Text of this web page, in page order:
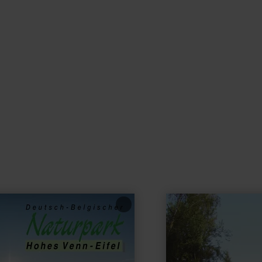
learn
more
about:
Wohnmobilstellplatz
Eisenschmitt